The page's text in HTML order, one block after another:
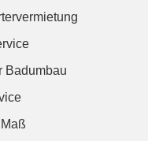
Badumbau